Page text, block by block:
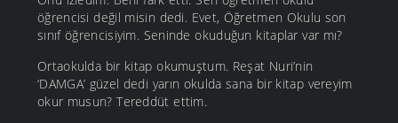
öğrencisi değil misin dedi. Evet, Öğretmen Okulu son
sınıf öğrencisiyim. Seninde okuduğun kitaplar var mı?
Ortaokulda bir kitap okumuştum. Reşat Nuri’nin
‘DAMGA’ güzel dedi yarın okulda sana bir kitap vereyim
okur musun? Tereddüt ettim.